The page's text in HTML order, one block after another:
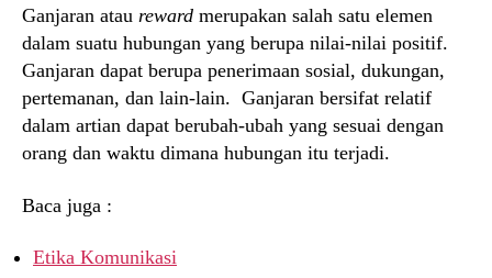
Ganjaran atau reward merupakan salah satu elemen
dalam suatu hubungan yang berupa nilai-nilai positif.
Ganjaran dapat berupa penerimaan sosial, dukungan,
pertemanan, dan lain-lain. Ganjaran bersifat relatif
dalam artian dapat berubah-ubah yang sesuai dengan
orang dan waktu dimana hubungan itu terjadi.
Baca juga :
Etika Komunikasi